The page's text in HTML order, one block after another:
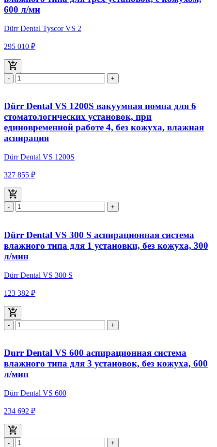
600 л/ми
Dürr Dental Tyscor VS 2
295 010 ₽
- +
Dürr Dental VS 1200S вакуумная помпа для 6
стоматологических установок, при
единовременной работе 4, без кожуха, влажная
аспирация
Dürr Dental VS 1200S
327 855 ₽
- +
Dürr Dental VS 300 S аспирационная система
влажного типа для 1 установки, без кожуха, 300
л/мин
Dürr Dental VS 300 S
123 382 ₽
- +
Durr Dental VS 600 аспирационная система
влажного типа для 3 установок, без кожуха, 600
л/мин
Dürr Dental VS 600
234 692 ₽
- +